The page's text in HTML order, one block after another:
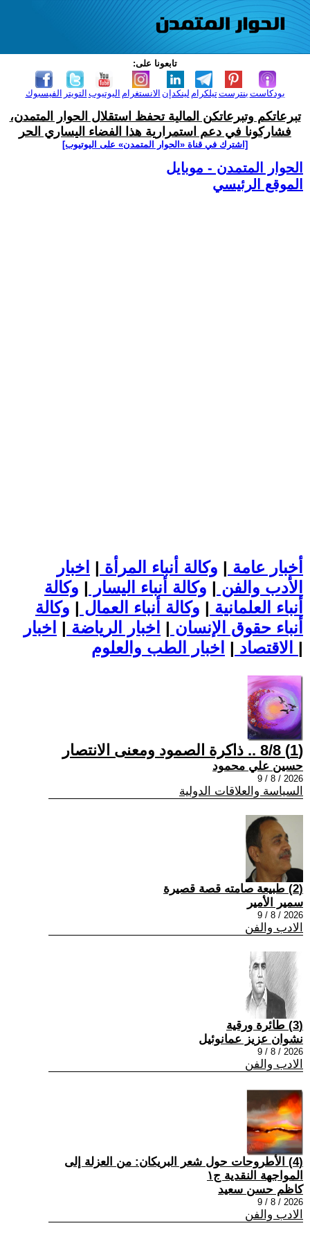
تابعونا على:
الفيسبوك التويتر اليوتيوب الانستغرام لينكدإن تيلكرامبنترست بودكاست
تبرعاتكم وتبرعاتكن المالية تحفظ استقلال الحوار المتمدن،
فشاركونا في دعم استمرارية هذا الفضاء اليساري الحر
[اشترك في قناة ‫«الحوار المتمدن» على اليوتيوب]
الحوار المتمدن - موبايل
الموقع الرئيسي
أخبار عامة | وكالة أنباء المرأة | اخبار
الأدب والفن | وكالة أنباء اليسار | وكالة
أنباء العلمانية | وكالة أنباء العمال | وكالة
أنباء حقوق الإنسان | اخبار الرياضة | اخبار
الاقتصاد | |
(1) 8/8 .. ذاكرة الصمود ومعنى الانتصار
حسين علي محمود
2026 / 8 / 9
السياسة والعلاقات الدولية
(2) طبيعة صامته قصة قصيرة
سمير الأمير
2026 / 8 / 9
الادب والفن
(3) طائرة ورقية
نشوان عزيز عمانوئيل
2026 / 8 / 9
الادب والفن
(4) الأطروحات حول شعر البريكان: من العزلة إلى
المواجهة النقدية ج١
كاظم حسن سعيد
2026 / 8 / 9
الادب والفن